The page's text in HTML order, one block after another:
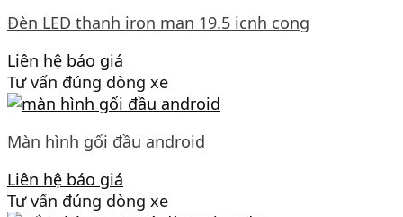
Đèn LED thanh iron man 19.5 icnh cong
Liên hệ báo giá
Tư vấn đúng dòng xe
Màn hình gối đầu android
Liên hệ báo giá
Tư vấn đúng dòng xe